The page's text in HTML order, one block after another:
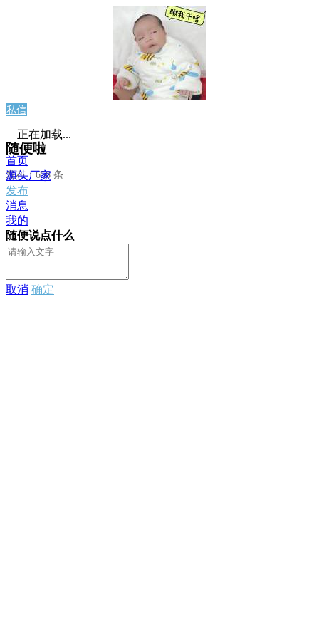
私信
随便啦
发布：658 条
正在加载...
首页
源头厂家
发布
消息
我的
随便说点什么
取消 确定